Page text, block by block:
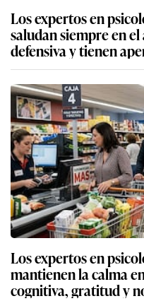
Los expertos en
saludan siempre en
defensiva y tienen
Los expertos en
mantienen la calma
cognitiva, gratitud y